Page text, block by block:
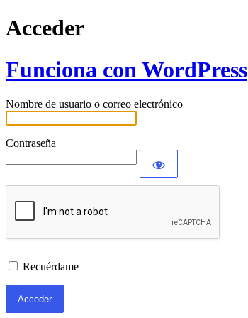
Acceder
Funciona con WordPress
Nombre de usuario o correo electrónico
Contraseña
Recuérdame